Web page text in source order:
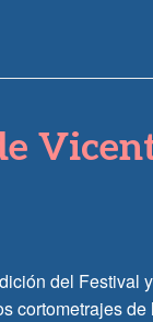
del Festival
cortometrajes